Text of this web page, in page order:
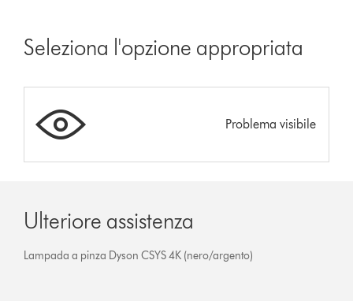
Seleziona l'opzione appropriata
Problema visibile
Ulteriore assistenza
Lampada a pinza Dyson CSYS 4K (nero/argento)